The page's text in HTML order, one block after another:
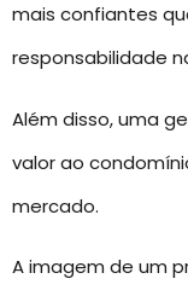
mais confiantes
responsabilidade
Além disso, uma
valor ao
mercado.
A imagem de um